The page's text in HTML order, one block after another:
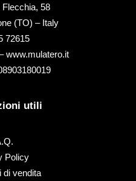
58
(TO) – Italy
72615‬
www.mulatero.it
utili
Policy
di vendita